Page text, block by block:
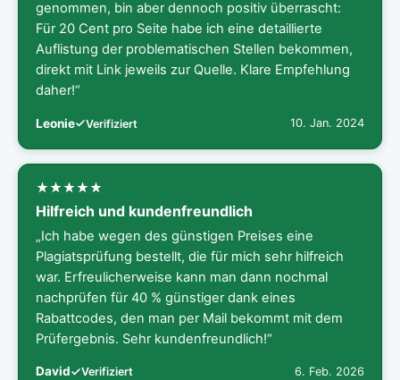
genommen, bin aber dennoch positiv überrascht:
Für 20 Cent pro Seite habe ich eine detaillierte
Auflistung der problematischen Stellen bekommen,
direkt mit Link jeweils zur Quelle. Klare Empfehlung
daher!“
Leonie Verifiziert 10. Jan. 2024
Hilfreich und kundenfreundlich
„Ich habe wegen des günstigen Preises eine
Plagiatsprüfung bestellt, die für mich sehr hilfreich
war. Erfreulicherweise kann man dann nochmal
nachprüfen für 40 % günstiger dank eines
Rabattcodes, den man per Mail bekommt mit dem
Prüfergebnis. Sehr kundenfreundlich!“
David Verifiziert 6. Feb. 2026